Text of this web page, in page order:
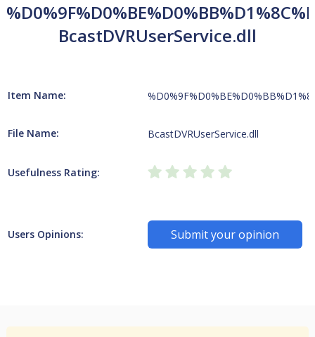
BcastDVRUserService.dll
Item Name:
File Name: BcastDVRUserService.dll
Usefulness Rating:
Users Opinions: Submit your opinion